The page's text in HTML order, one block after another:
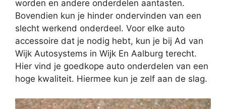
worden en andere onderdelen aantasten.
Bovendien kun je hinder ondervinden van een
slecht werkend onderdeel. Voor elke auto
accessoire dat je nodig hebt, kun je bij Ad van
Wijk Autosystems in Wijk En Aalburg terecht.
Hier vind je goedkope auto onderdelen van een
hoge kwaliteit. Hiermee kun je zelf aan de slag.